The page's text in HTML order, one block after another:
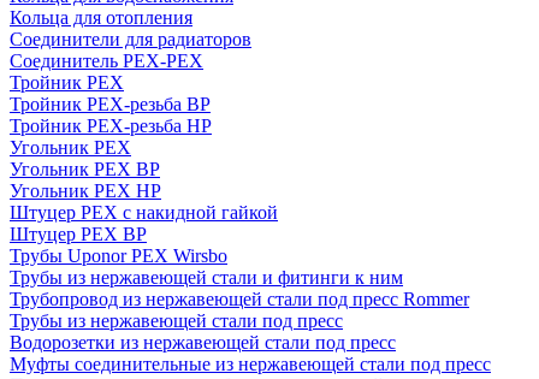
Кольца для отопления
Соединители для радиаторов
Соединитель PEX-PEX
Тройник PEX
Тройник PEX-резьба ВР
Тройник PEX-резьба НР
Угольник PEX
Угольник PEX ВР
Угольник PEX НР
Штуцер PEX c накидной гайкой
Штуцер PEX ВР
Трубы Uponor PEX Wirsbo
Трубы из нержавеющей стали и фитинги к ним
Трубопровод из нержавеющей стали под пресс Rommer
Трубы из нержавеющей стали под пресс
Водорозетки из нержавеющей стали под пресс
Муфты соединительные из нержавеющей стали под пресс